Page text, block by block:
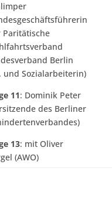
Paritätische
Berlin
und Sozialarbeiterin)
11: Dominik Peter
des Berliner
13: mit Oliver
(AWO)